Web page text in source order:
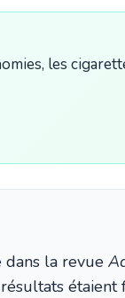
les
la revue
étaient